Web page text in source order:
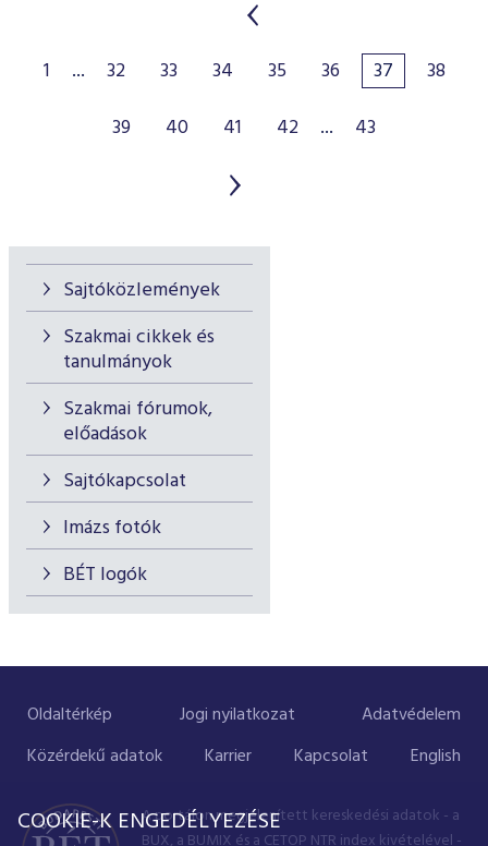
Sajtóközlemények
Szakmai cikkek és
tanulmányok
Szakmai fórumok,
előadások
Sajtókapcsolat
Imázs fotók
BÉT logók
1 ... 32 33 34 35 36 37
38
39
40 41 42 ... 43
Oldaltérkép Jogi nyilatkozat
Adatvédelem
Közérdekű adatok
Karrier Kapcsolat English
A portálon megjelenített kereskedési adatok - a
COOKIE-K ENGEDÉLYEZÉSE